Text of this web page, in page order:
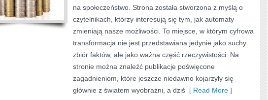
FUTURE
na społeczeństwo. Strona została stworzona z myślą o
czytelnikach, którzy interesują się tym, jak automaty
zmieniają nasze możliwości. To miejsce, w którym cyfrowa
transformacja nie jest przedstawiana jedynie jako suchy
zbiór faktów, ale jako ważna część rzeczywistości. Na
stronie można znaleźć publikacje poświęcone
zagadnieniom, które jeszcze niedawno kojarzyły się
głównie z światem wyobraźni, a dziś [ Read More ]